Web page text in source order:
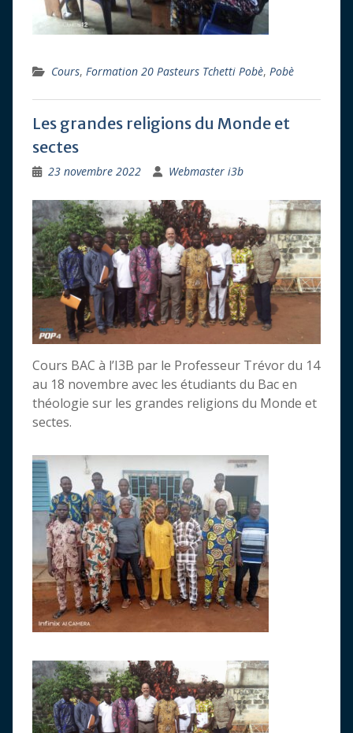
Cours, Formation 20 Pasteurs Tchetti Pobè, Pobè
Les grandes religions du Monde et
sectes
23 novembre 2022 Webmaster i3b
Cours BAC à l’I3B par le Professeur Trévor du 14
au 18 novembre avec les étudiants du Bac en
théologie sur les grandes religions du Monde et
sectes.